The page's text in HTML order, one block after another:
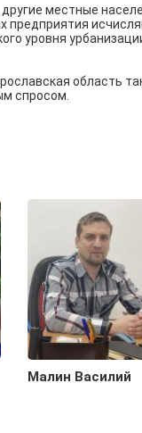
местные
уровня
область
спросом.
Малин Василий